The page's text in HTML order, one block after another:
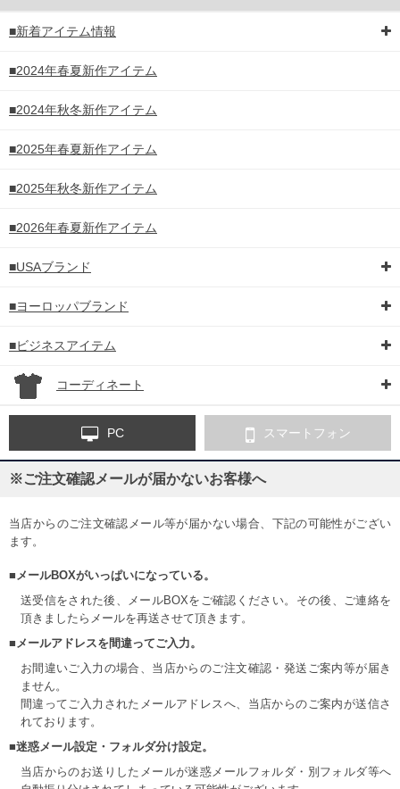
■新着アイテム情報
■2024年春夏新作アイテム
■2024年秋冬新作アイテム
■2025年春夏新作アイテム
■2025年秋冬新作アイテム
■2026年春夏新作アイテム
■USAブランド
■ヨーロッパブランド
■ビジネスアイテム
コーディネート
PC スマートフォン
※ご注文確認メールが届かないお客様へ
当店からのご注文確認メール等が届かない場合、下記の可能性がござい
ます。
■メールBOXがいっぱいになっている。
送受信をされた後、メールBOXをご確認ください。その後、ご連絡を
頂きましたらメールを再送させて頂きます。
■メールアドレスを間違ってご入力。
お間違いご入力の場合、当店からのご注文確認・発送ご案内等が届き
ません。
間違ってご入力されたメールアドレスへ、当店からのご案内が送信さ
れております。
■迷惑メール設定・フォルダ分け設定。
当店からのお送りしたメールが迷惑メールフォルダ・別フォルダ等へ